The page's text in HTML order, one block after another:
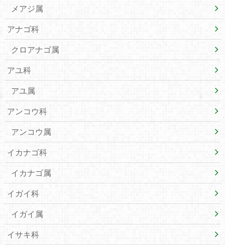
メアジ属
アナゴ科
クロアナゴ属
アユ科
アユ属
アンコウ科
アンコウ属
イカナゴ科
イカナゴ属
イガイ科
イガイ属
イサキ科